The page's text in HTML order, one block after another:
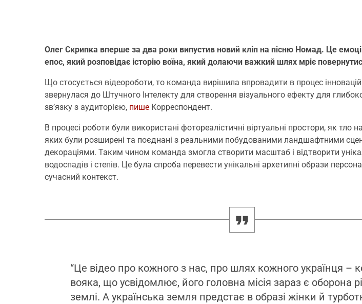
Олег Скрипка вперше за два роки випустив новий кліп на пісню Номад. Це
епос, який розповідає історію воїна, який долаючи важкий шлях мріє
Що стосується відеороботи, то команда вирішила впровадити в процес
звернулася до Штучного Інтелекту для створення візуального ефекту для
зв’язку з аудиторією, пише Корреспондент.
В процесі роботи були використані фотореалістичні віртуальні простори, як тло
яких були розширені та поєднані з реальними побудованими ландшафтними
декораціями. Таким чином команда змогла створити масштаб і відтворити
водоспадів і степів. Це була спроба перевести унікальні архетипні образи
сучасний контекст.
“Це відео про кожного з нас, про шлях кожного українця –
вояка, що усвідомлює, його головна місія зараз є оборона
землі. А українська земля предстає в образі жінки й